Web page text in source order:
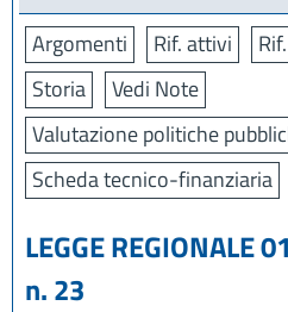
Argomenti Rif. attivi
Storia
Vedi Note
Valutazione politiche
Scheda tecnico-finanziaria
LEGGE REGIONALE
n. 23